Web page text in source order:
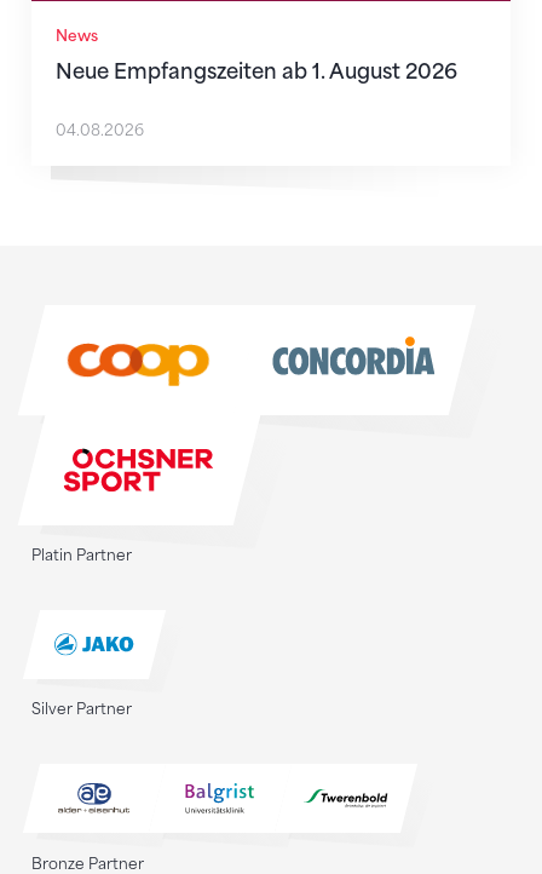
News
Neue Empfangszeiten ab 1. August 2026
04.08.2026
Platin Partner
Silver Partner
Bronze Partner